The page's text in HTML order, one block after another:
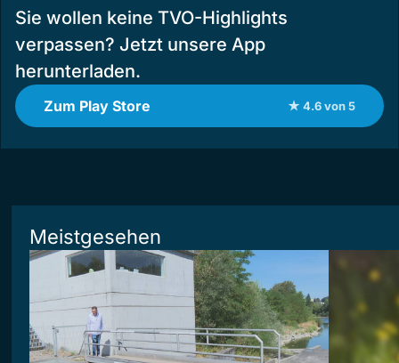
Sie wollen keine TVO-Highlights
verpassen? Jetzt unsere App
herunterladen.
Zum Play Store ★ 4.6 von 5
Meistgesehen